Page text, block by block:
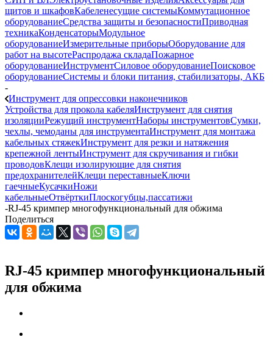
щитов и шкафовКабеленесущие системыКоммутационное
оборудованиеСредства защиты и безопасностиПриводная
техникаКонденсаторыМодульное
оборудованиеИзмерительные приборыОборудование для
работ на высотеРаспродажа складаПожарное
оборудованиеИнструментСиловое оборудованиеПоисковое
оборудованиеСистемы и блоки питания, стабилизаторы, АКБ
-
Инструмент для опрессовки наконечников
Устройства для прокола кабеляИнструмент для снятия
изоляцииРежущий инструментНаборы инструментовСумки,
чехлы, чемоданы для инструментаИнструмент для монтажа
кабельных стяжекИнструмент для резки и натяжения
крепежной лентыИнструмент для скручивания и гибки
проводовКлещи изолирующие для снятия
предохранителейКлещи переставныеКлючи
гаечныеКусачкиНожи
кабельныеОтвёрткиПлоскогубцы,пассатижи
-RJ-45 кримпер многофункциональный для обжима
Поделиться
RJ-45 кримпер многофункциональный
для обжима